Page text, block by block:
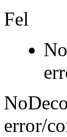
Fel
error/